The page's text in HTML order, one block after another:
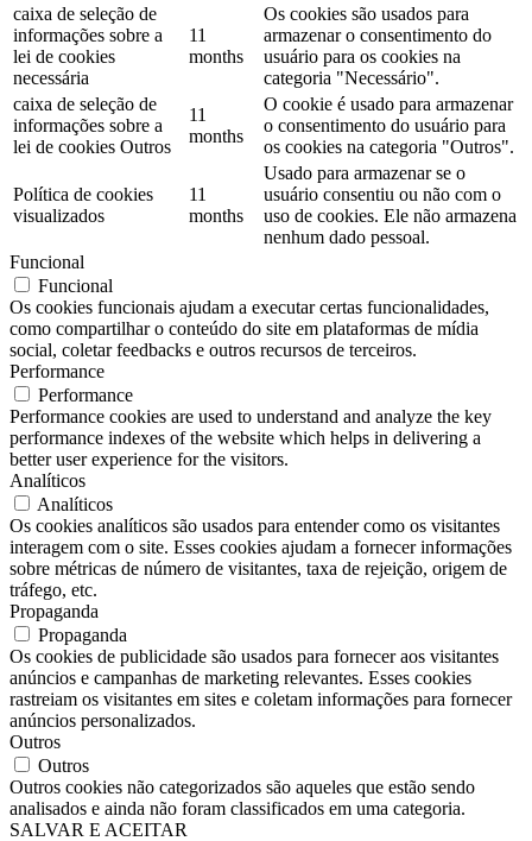
caixa de seleção de
informações sobre a
lei de cookies
necessária
11
months
Os cookies são usados ​​para
armazenar o consentimento do
usuário para os cookies na
categoria "Necessário".
caixa de seleção de
informações sobre a
lei de cookies Outros
11
months
O cookie é usado para armazenar
o consentimento do usuário para
os cookies na categoria "Outros".
Política de cookies
visualizados
11
months
Usado para armazenar se o
usuário consentiu ou não com o
uso de cookies. Ele não armazena
nenhum dado pessoal.
Funcional
Funcional
Os cookies funcionais ajudam a executar certas funcionalidades,
como compartilhar o conteúdo do site em plataformas de mídia
social, coletar feedbacks e outros recursos de terceiros.
Performance
Performance
Performance cookies are used to understand and analyze the key
performance indexes of the website which helps in delivering a
better user experience for the visitors.
Analíticos
Analíticos
Os cookies analíticos são usados ​​para entender como os visitantes
interagem com o site. Esses cookies ajudam a fornecer informações
sobre métricas de número de visitantes, taxa de rejeição, origem de
tráfego, etc.
Propaganda
Propaganda
Os cookies de publicidade são usados ​​para fornecer aos visitantes
anúncios e campanhas de marketing relevantes. Esses cookies
rastreiam os visitantes em sites e coletam informações para fornecer
anúncios personalizados.
Outros
Outros
Outros cookies não categorizados são aqueles que estão sendo
analisados ​​e ainda não foram classificados em uma categoria.
SALVAR E ACEITAR